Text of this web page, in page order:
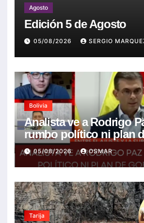
Agosto
Edición 5 de Agosto
05/08/2026 SERGIO
Bolivia
Analista ve a Rodrigo
rumbo político ni plan
gobierno
05/08/2026 OSMAR
Tarija